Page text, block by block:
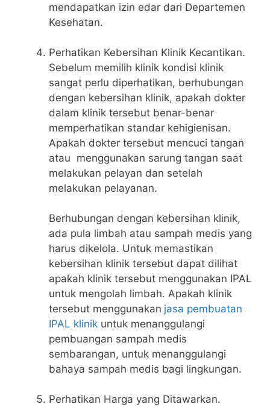
mendapatkan izin edar dari Departemen
Kesehatan.
Perhatikan Kebersihan Klinik Kecantikan.
Sebelum memilih klinik kondisi klinik
sangat perlu diperhatikan, berhubungan
dengan kebersihan klinik, apakah dokter
dalam klinik tersebut benar-benar
memperhatikan standar kehigienisan.
Apakah dokter tersebut mencuci tangan
atau menggunakan sarung tangan saat
melakukan pelayan dan setelah
melakukan pelayanan.
Berhubungan dengan kebersihan klinik,
ada pula limbah atau sampah medis yang
harus dikelola. Untuk memastikan
kebersihan klinik tersebut dapat dilihat
apakah klinik tersebut menggunakan IPAL
untuk mengolah limbah. Apakah klinik
tersebut menggunakan jasa pembuatan
IPAL klinik untuk menanggulangi
pembuangan sampah medis
sembarangan, untuk menanggulangi
bahaya sampah medis bagi lingkungan.
Perhatikan Harga yang Ditawarkan.